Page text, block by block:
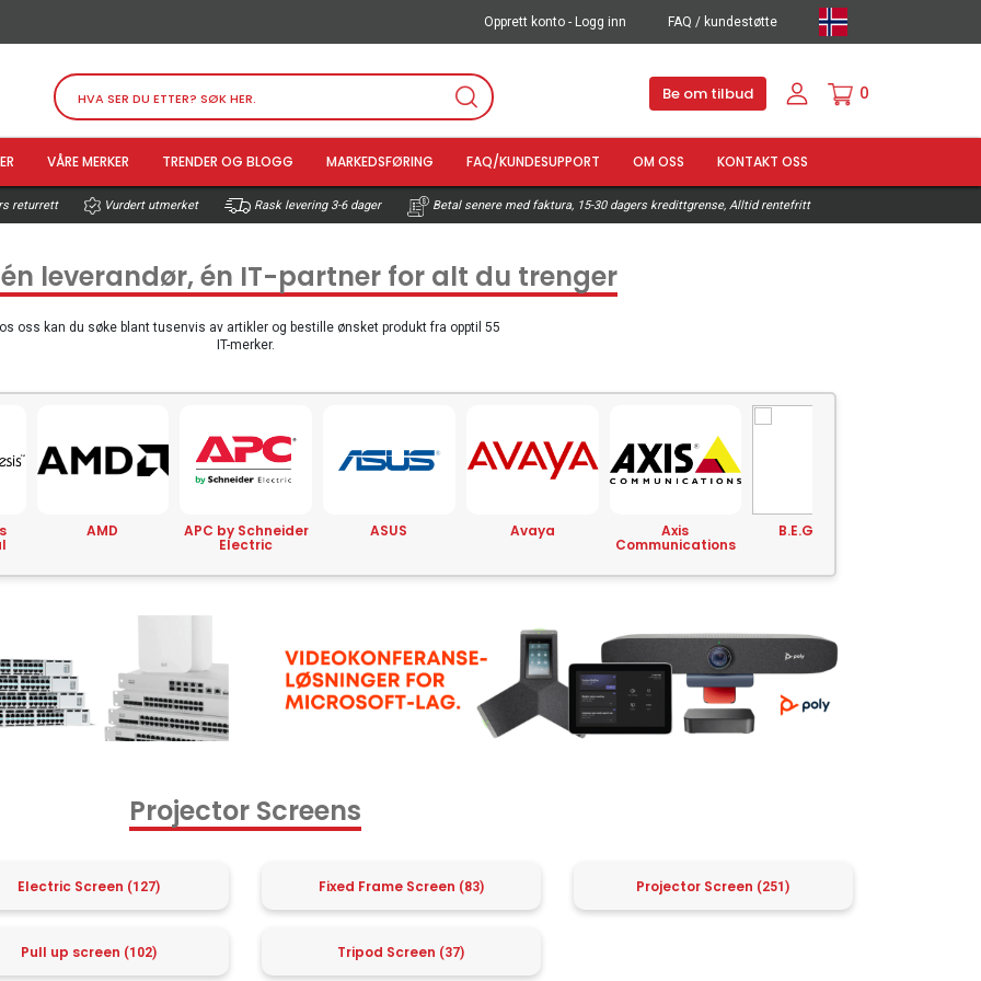
Opprett konto - Logg inn FAQ / kundestøtte
Be om tilbud 0
VÅRE MERKER TRENDER OG BLOGG MARKEDSFØRING FAQ/KUNDESUPPORT OM OSS KONTAKT OSS
returrett Vurdert utmerket Rask levering 3-6 dager Betal senere med faktura, 15-30 dagers kredittgrense, Alltid rentefritt
én leverandør, én IT-partner for alt du trenger
oss kan du søke blant tusenvis av artikler og bestille ønsket produkt fra opptil 55
IT-merker.
APC by Schneider ASUS Avaya Axis
Communications
B.E.G. Brück Belkin
Projector Screens
Electric Screen (127) Fixed Frame Screen (83) Projector Screen (251)
Pull up screen (102) Tripod Screen (37)